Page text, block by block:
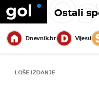
Ostali
Dnevnik.hr Vijesti
LOŠE IZDANJE